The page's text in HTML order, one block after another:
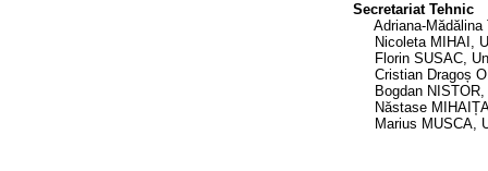
Secretariat Tehnic
Adriana-Mădălina
Nicoleta MIHAI,
Florin SUSAC,
Cristian Dragoș
Bogdan NISTOR,
Năstase MIHAIȚA,
Marius MUSCA,